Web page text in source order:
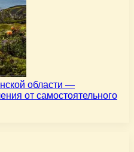
области —
от самостоятельного